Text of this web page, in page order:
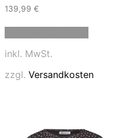
139,99 €
auf.
inkl. MwSt.
zzgl. Versandkosten